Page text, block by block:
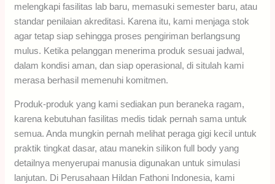
melengkapi fasilitas lab baru, memasuki semester baru, atau
standar penilaian akreditasi. Karena itu, kami menjaga stok
agar tetap siap sehingga proses pengiriman berlangsung
mulus. Ketika pelanggan menerima produk sesuai jadwal,
dalam kondisi aman, dan siap operasional, di situlah kami
merasa berhasil memenuhi komitmen.
Produk-produk yang kami sediakan pun beraneka ragam,
karena kebutuhan fasilitas medis tidak pernah sama untuk
semua. Anda mungkin pernah melihat peraga gigi kecil untuk
praktik tingkat dasar, atau manekin silikon full body yang
detailnya menyerupai manusia digunakan untuk simulasi
lanjutan. Di Perusahaan Hildan Fathoni Indonesia, kami